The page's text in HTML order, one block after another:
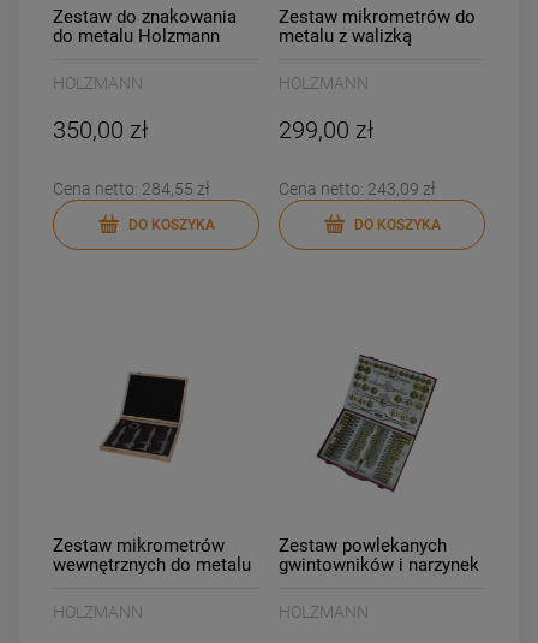
Zestaw do znakowania
do metalu Holzmann
HOLZMANN
350,00 zł
Cena netto: 284,55 zł
DO KOSZYKA
Zestaw mikrometrów do
metalu z walizką
HOLZMANN
299,00 zł
Cena netto: 243,09 zł
DO KOSZYKA
Zestaw mikrometrów
wewnętrznych do metalu
HOLZMANN
Zestaw powlekanych
gwintowników i narzynek
GBM110TIN
HOLZMANN